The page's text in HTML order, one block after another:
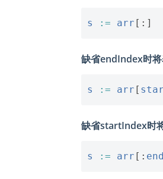
s := arr [:]
缺省endIndex时
s := arr [
缺省startIndex时
s := arr [: